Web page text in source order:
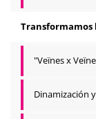
Transformamos
"Veïnes x
Dinamización